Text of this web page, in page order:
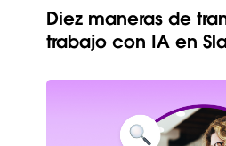
Diez maneras de
trabajo con IA en